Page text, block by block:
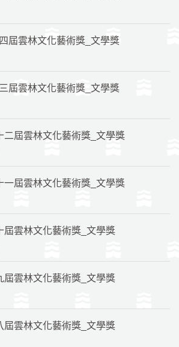
屆雲林文化藝術獎_文學獎
屆雲林文化藝術獎_文學獎
二屆雲林文化藝術獎_文學獎
一屆雲林文化藝術獎_文學獎
屆雲林文化藝術獎_文學獎
屆雲林文化藝術獎_文學獎
屆雲林文化藝術獎_文學獎